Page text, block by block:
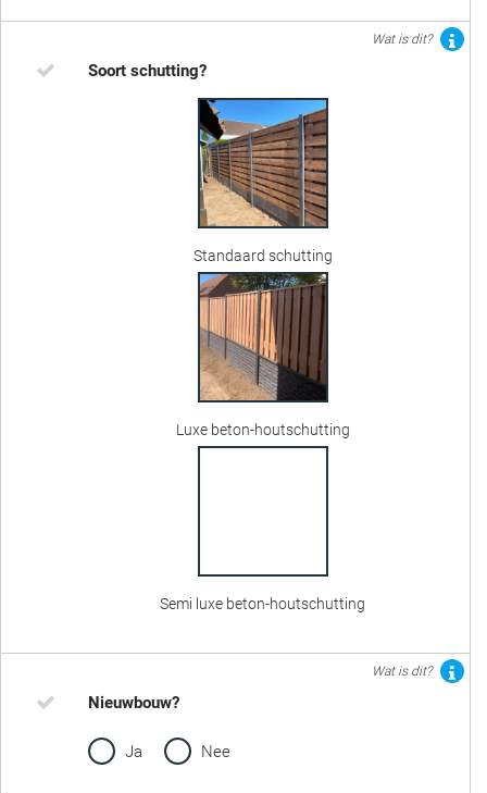
Wat is dit?
Soort schutting?
Standaard schutting
Luxe beton-houtschutting
Semi luxe beton-houtschutting
Wat is dit?
Nieuwbouw?
Ja Nee